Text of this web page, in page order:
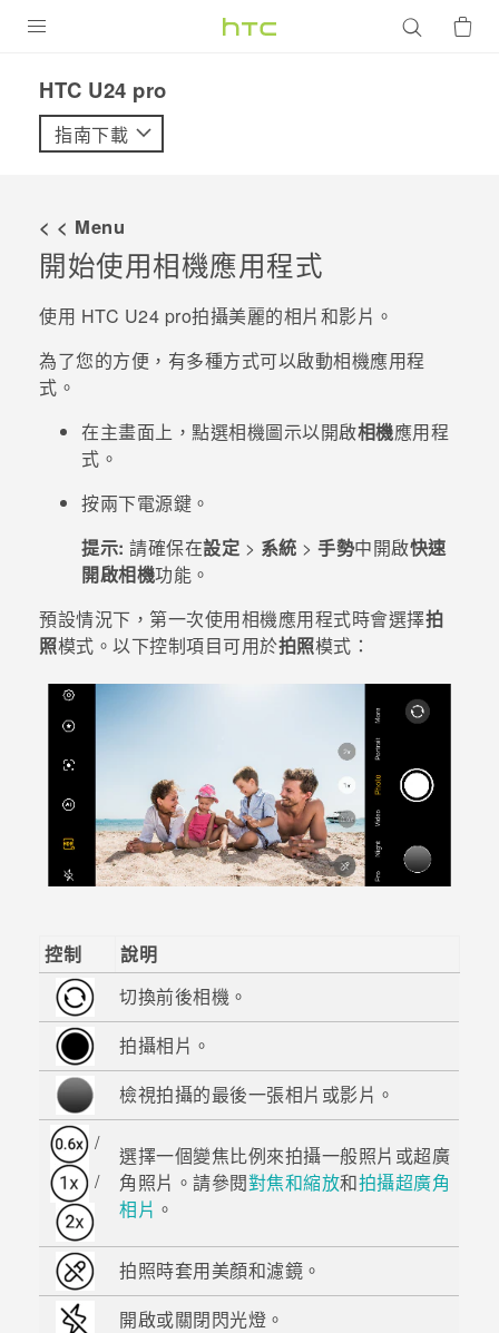
VIVE
優惠專區
焦點訊息
校園專案
銷售門市
銷售通路
支援服務
VIVELAND
HTC U24 pro‎
指南下載
< < Menu
開始使用相機應用程式
使用 HTC U24 pro拍攝美麗的相片和影片。
為了您的方便，有多種方式可以啟動相機應用程
式。
在主畫面上，點選相機圖示以開啟相機應用程
式。
按兩下電源鍵。
提示: 請確保在設定 > 系統 > 手勢中開啟快速
開啟相機功能。
預設情況下，第一次使用相機應用程式時會選擇拍
照模式。以下控制項目可用於拍照模式：
控制
說明
切換前後相機。
拍攝相片。
檢視拍攝的最後一張相片或影片。
/
/
選擇一個變焦比例來拍攝一般照片或超廣
角照片。請參閱對焦和縮放和拍攝超廣角
相片 。
拍照時套用美顏和濾鏡。
開啟或關閉閃光燈。